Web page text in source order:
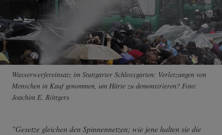
Wasserwerfereinsatz im Stuttgarter Schlossgarten: Verletzungen von
Menschen in Kauf genommen, um Härte zu demonstrieren? Foto:
Joachim E. Röttgers
"Gesetze gleichen den Spinnennetzen; wie jene halten sie die